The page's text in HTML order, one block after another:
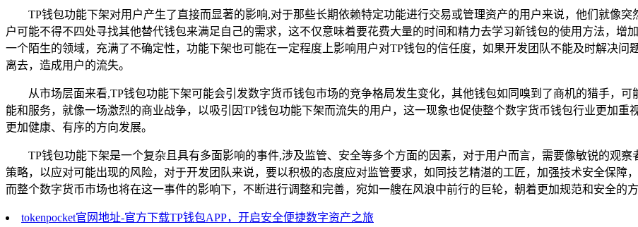
TP钱包功能下架对用户产生了直接而显著的影响,对于那些长期依赖特定功能进行交易或管理资产的用户来说，他们就像
户可能不得不四处寻找其他替代钱包来满足自己的需求，这不仅意味着要花费大量的时间和精力去学习新钱包的使用方法，增
一个陌生的领域，充满了不确定性，功能下架也可能在一定程度上影响用户对TP钱包的信任度，如果开发团队不能及时解决
离去，造成用户的流失。
从市场层面来看,TP钱包功能下架可能会引发数字货币钱包市场的竞争格局发生变化，其他钱包如同嗅到了商机的猎手，
能和服务，就像一场激烈的商业战争，以吸引因TP钱包功能下架而流失的用户，这一现象也促使整个数字货币钱包行业更加
更加健康、有序的方向发展。
TP钱包功能下架是一个复杂且具有多面影响的事件,涉及监管、安全等多个方面的因素，对于用户而言，需要像敏锐的观
策略，以应对可能出现的风险，对于开发团队来说，要以积极的态度应对监管要求，如同技艺精湛的工匠，加强技术安全保障
而整个数字货币市场也将在这一事件的影响下，不断进行调整和完善，宛如一艘在风浪中前行的巨轮，朝着更加规范和安全的方
tokenpocket官网地址-官方下载TP钱包APP，开启安全便捷数字资产之旅